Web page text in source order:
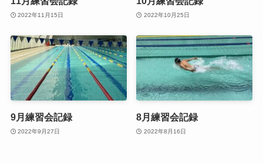
2022年11月15日 2022年10月25日
9月練習会記録
2022年9月27日
8月練習会記録
2022年8月16日